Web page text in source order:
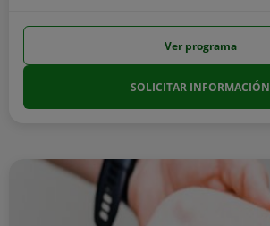
Ver programa
SOLICITAR INFORMACIÓN